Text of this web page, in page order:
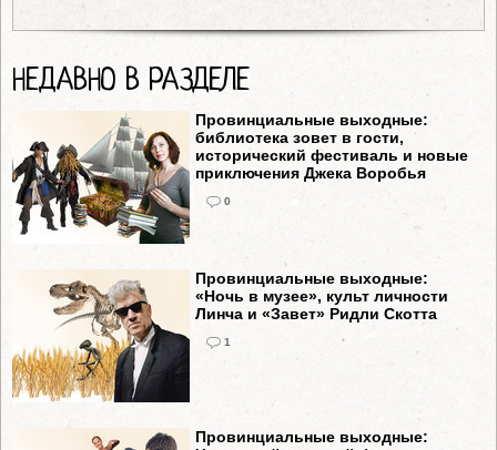
НЕДАВНО В РАЗДЕЛЕ
Провинциальные выходные:
библиотека зовет в гости,
исторический фестиваль и новые
приключения Джека Воробья
0
Провинциальные выходные:
«Ночь в музее», культ личности
Линча и «Завет» Ридли Скотта
1
Провинциальные выходные: